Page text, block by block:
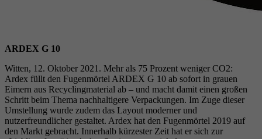
ARDEX G 10
Witten, 12. Oktober 2021. Mehr als 75 Prozent weniger CO2:
Ardex füllt den Fugenmörtel ARDEX G 10 ab sofort in grauen
Eimern aus Recyclingmaterial ab – und macht damit einen großen
Schritt beim Thema nachhaltigere Verpackungen. Im Zuge dieser
Umstellung wurde zudem das Layout moderner und
nutzerfreundlicher gestaltet. Ardex hat den Fugenmörtel 2019 auf
den Markt gebracht. Innerhalb kürzester Zeit hat er sich zur